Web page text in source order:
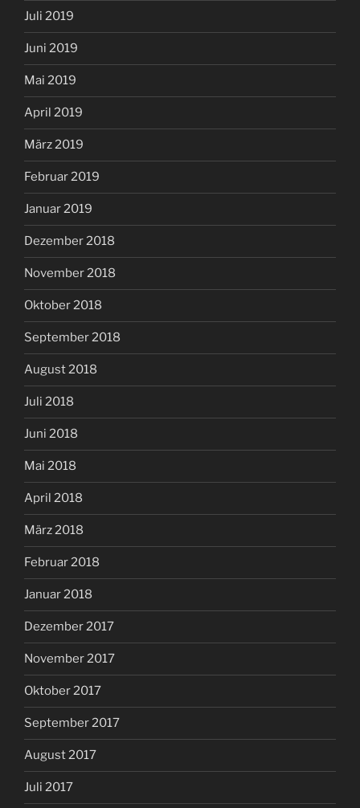
Juli 2019
Juni 2019
Mai 2019
April 2019
März 2019
Februar 2019
Januar 2019
Dezember 2018
November 2018
Oktober 2018
September 2018
August 2018
Juli 2018
Juni 2018
Mai 2018
April 2018
März 2018
Februar 2018
Januar 2018
Dezember 2017
November 2017
Oktober 2017
September 2017
August 2017
Juli 2017